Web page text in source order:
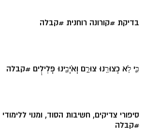
בדיקת #קורונה רוחנית #קבלה
כִּ֛י לֹ֥א כְצוּרֵ֖נוּ צוּרָ֑ם וְאֹיְבֵ֖ינוּ פְּלִילִֽים #קבלה
סיפורי צדיקים, חשיבות הסוד, ומנוי ללימודי
#קבלה